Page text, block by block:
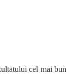
cel mai bun